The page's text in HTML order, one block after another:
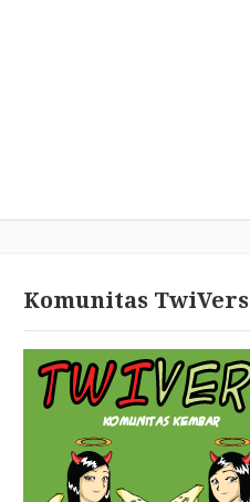
Komunitas TwiVers